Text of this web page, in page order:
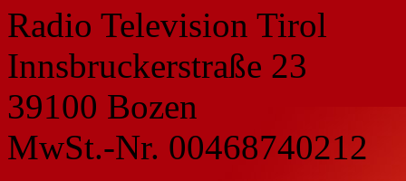
Radio Television Tirol
Innsbruckerstraße 23
39100 Bozen
MwSt.-Nr. 00468740212